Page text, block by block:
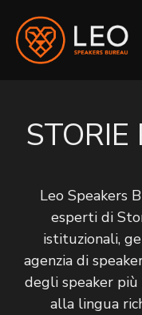
STORIE
Leo Speakers
esperti di
istituzionali,
agenzia di
degli speaker
alla lingua